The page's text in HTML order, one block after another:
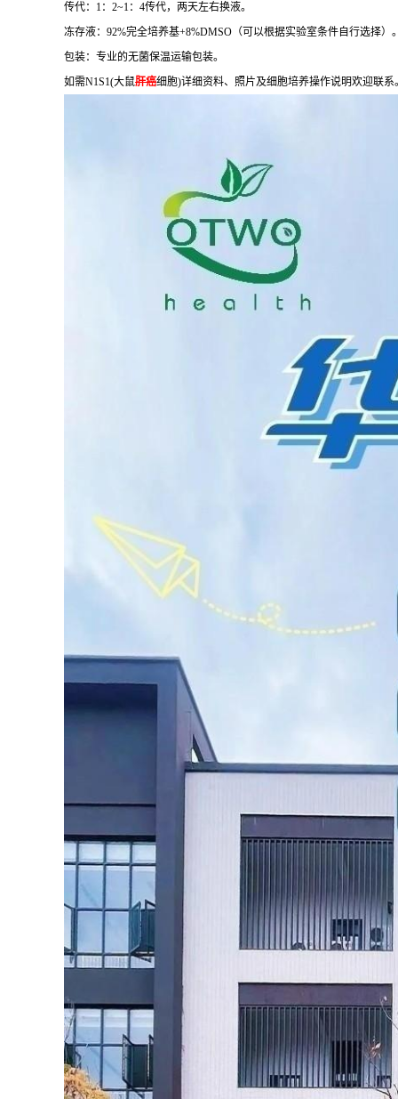
传代：1：2~1：4传代，两天左右换液。
冻存液：92%完全培养基+8%DMSO（可以根据实验室条件自行选择）
包装：专业的无菌保温运输包装。
如需N1S1(大鼠肝癌细胞)详细资料、照片及细胞培养操作说明欢迎联系